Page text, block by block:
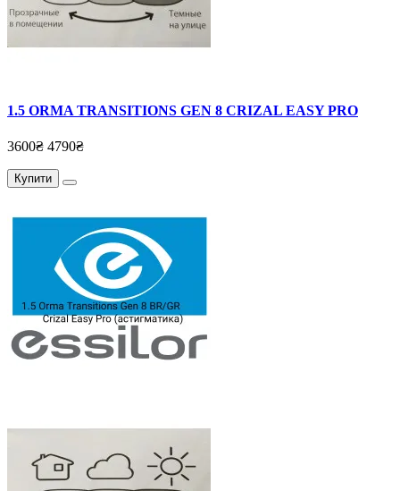
1.5 ORMA TRANSITIONS GEN 8 CRIZAL EASY PRO
3600₴ 4790₴
Купити